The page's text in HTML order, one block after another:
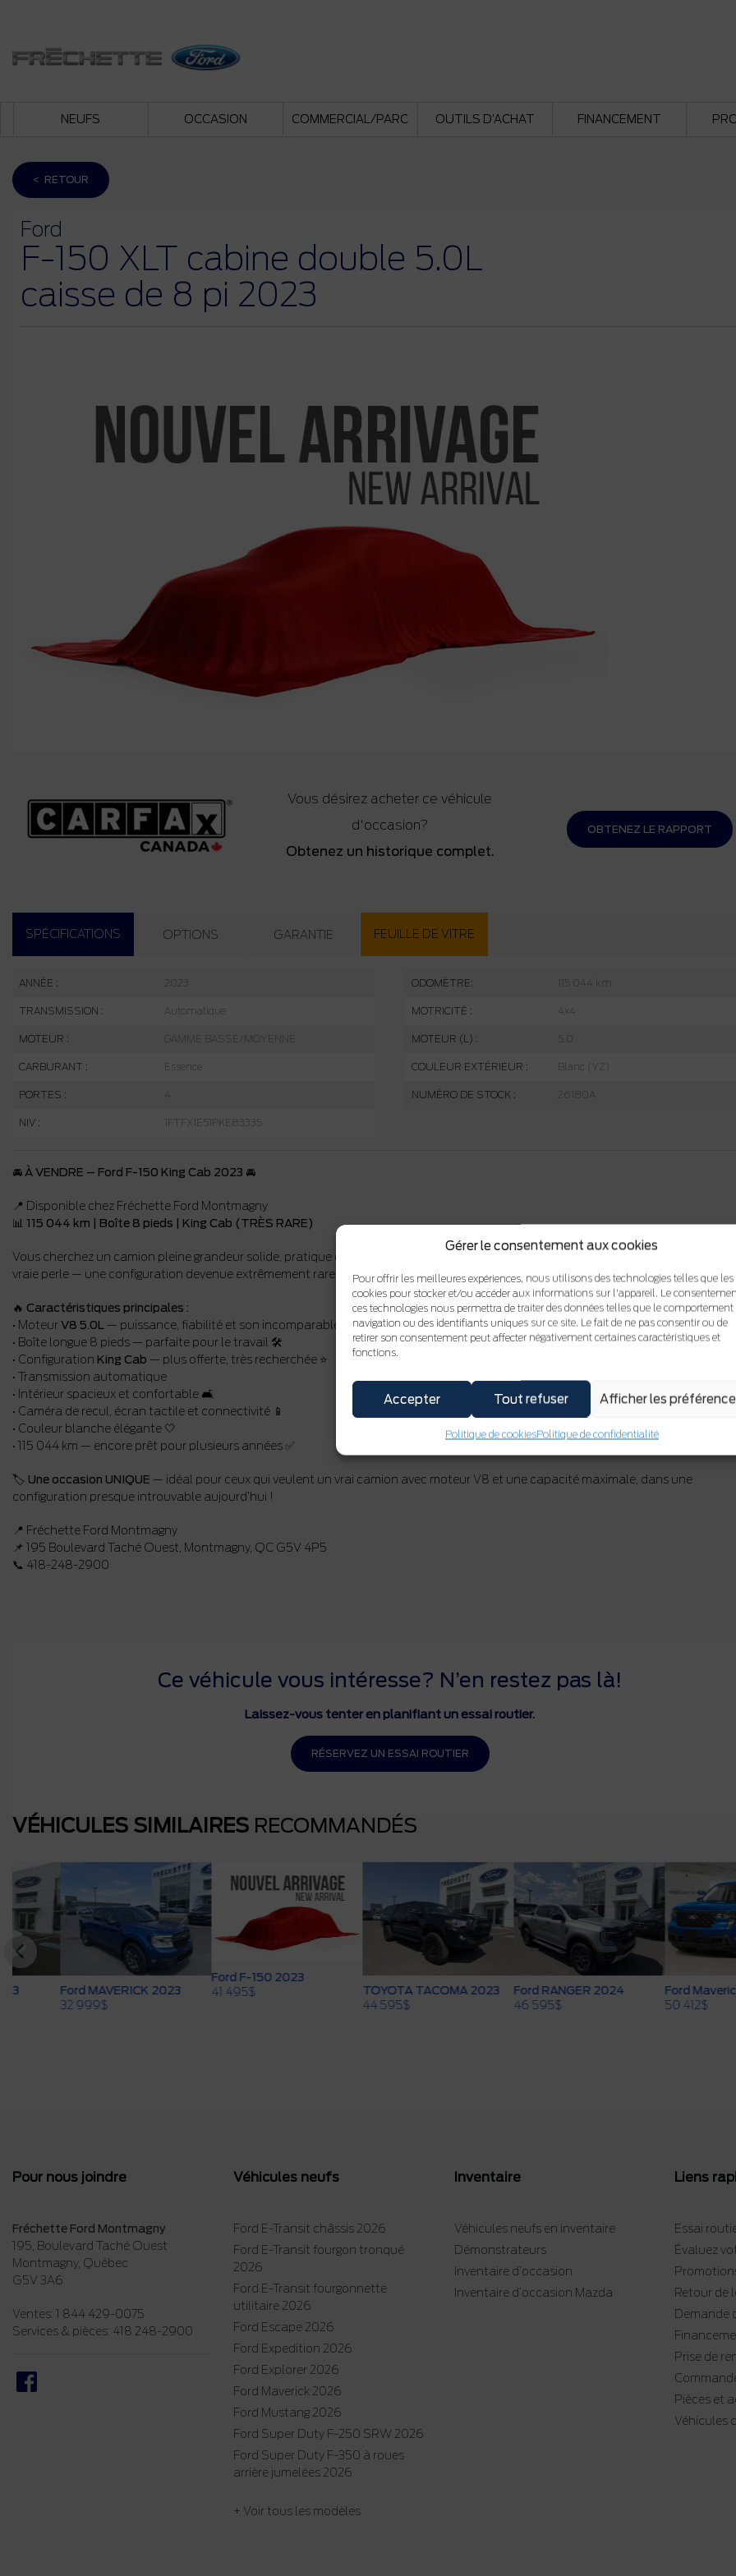
Gérer le consentement aux cookies
Pour offrir les meilleures expériences, nous utilisons des technologies telles que les
cookies pour stocker et/ou accéder aux informations sur l'appareil. Le
ces technologies nous permettra de traiter des données telles que le comportement
navigation ou des identifiants uniques sur ce site. Le fait de ne pas consentir ou de
retirer son consentement peut affecter négativement certaines caractéristiques et
fonctions.
Accepter Tout refuser Afficher les
Politique de cookiesPolitique de confidentialité
NEUFS OCCASION COMMERCIAL/PARC OUTILS D’ACHAT FINANCEMENT
< RETOUR
Ford
F-150 XLT cabine double 5.0L
caisse de 8 pi 2023
Vous désirez acheter ce véhicule
d'occasion?
Obtenez un historique complet.
OBTENEZ LE RAPPORT
SPÉCIFICATIONS OPTIONS GARANTIE FEUILLE DE VITRE
ANNÉE : 2023 ODOMÈTRE: 115 044 km
TRANSMISSION : Automatique MOTRICITÉ : 4x4
MOTEUR : GAMME BASSE/MOYENNE MOTEUR (L) : 5.0
CARBURANT : Essence COULEUR EXTÉRIEUR : Blanc (YZ)
PORTES : 4 NUMÉRO DE STOCK : 26180A
NIV : 1FTFX1E51PKE83335
🚘 À VENDRE – Ford F-150 King Cab 2023 🚘
📍 Disponible chez Fréchette Ford Montmagny
📊 115 044 km | Boîte 8 pieds | King Cab (TRÈS RARE)
Vous cherchez un camion pleine grandeur solide, pratique et difficile à trouver ? Ce
vraie perle — une configuration devenue extrêmement rare sur le marché !
🔥 Caractéristiques principales :
• MoteurV8 5.0L — puissance, fiabilité et son incomparable 💪🔥
• Boîte longue 8 pieds — parfaite pour le travail 🛠️
• Configuration King Cab — plus offerte, très recherchée ⭐
• Transmission automatique
• Intérieur spacieux et confortable 🛋️
• Caméra de recul, écran tactile et connectivité 📱
• Couleur blanche élégante 🤍
• 115 044 km — encore prêt pour plusieurs années ✅
🏷️ Une occasion UNIQUE — idéal pour ceux qui veulent un vrai camion avec moteur V8 et une capacité maximale, dans une
configuration presque introuvable aujourd’hui !
📍 Fréchette Ford Montmagny
📌 195 Boulevard Taché Ouest, Montmagny, QC G5V 4P5
📞 418-248-2900
Ce véhicule vous intéresse? N’en restez pas là!
Laissez-vous tenter en planifiant un essai routier.
RÉSERVEZ UN ESSAI ROUTIER
VÉHICULES SIMILAIRES RECOMMANDÉS
Ford MAVERICK 2023
Ford F-150 2023
41 495
TOYOTA TACOMA 2023
Ford RANGER 2024
Ford Maverick 2026
Pour nous joindre
Fréchette Ford Montmagny
195, Boulevard Taché Ouest
Montmagny, Québec
G5V 3A6
Ventes: 1 844 429-0075
Services & pièces: 418 248-2900
Véhicules neufs
Ford E-Transit châssis 2026
Ford E-Transit fourgon tronqué
2026
Ford E-Transit fourgonnette
utilitaire 2026
Ford Escape 2026
Ford Expedition 2026
Ford Explorer 2026
Ford Maverick 2026
Ford Mustang 2026
Ford Super Duty F-250 SRW 2026
Ford Super Duty F-350 à roues
arrière jumelées 2026
+ Voir tous les modèles
Inventaire
Véhicules neufs en inventaire
Démonstrateurs
Inventaire d’occasion
Inventaire d’occasion Mazda
Liens
Essai
Évaluez
Retour de
Demande
Prise de
Pièces et
Véhicules